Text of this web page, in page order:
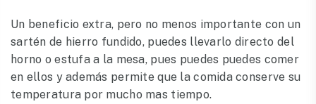
Un beneficio extra, pero no menos importante con un
sartén de hierro fundido, puedes llevarlo directo del
horno o estufa a la mesa, pues puedes puedes comer
en ellos y además permite que la comida conserve su
temperatura por mucho mas tiempo.